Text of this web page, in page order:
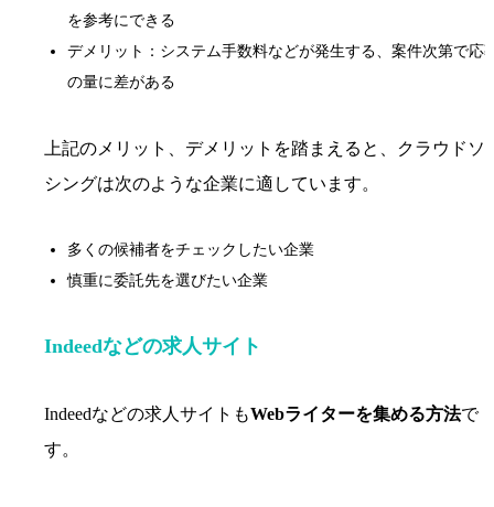
を参考にできる
デメリット：システム手数料などが発生する、案件次第で応
の量に差がある
上記のメリット、デメリットを踏まえると、クラウドソ
シングは次のような企業に適しています。
多くの候補者をチェックしたい企業
慎重に委託先を選びたい企業
Indeedなどの求人サイト
Indeedなどの求人サイトもWebライターを集める方法で
す。